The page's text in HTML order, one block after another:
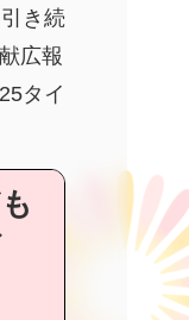
き続
広報
タイ